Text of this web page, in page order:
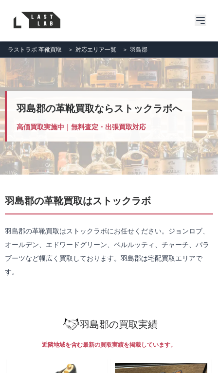
ラストラボ 革靴買取 ＞ 対応エリア一覧 ＞ 羽島郡
羽島郡の革靴買取ならストックラボへ
高価買取実施中｜無料査定・出張買取対応
羽島郡の革靴買取はストックラボ
羽島郡の革靴買取はストックラボにお任せください。ジョンロブ、
オールデン、エドワードグリーン、ベルルッティ、チャーチ、パラ
ブーツなど幅広く買取しております。羽島郡は宅配買取エリアで
す。
羽島郡の買取実績
近隣地域を含む最新の買取実績を掲載しています。